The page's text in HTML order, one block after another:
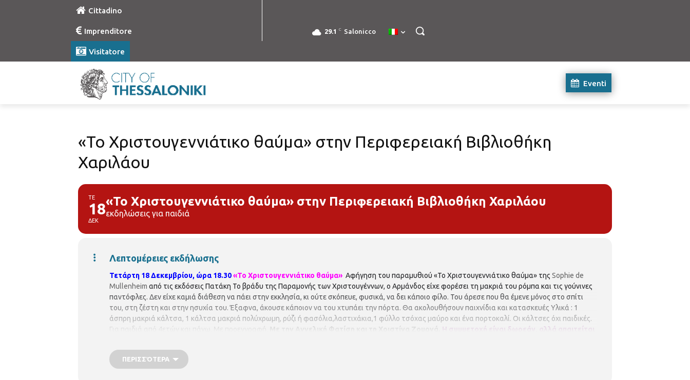
Cittadino
Imprenditore
Visitatore
29.1 C Salonicco
Eventi
«Το Χριστουγεννιάτικο θαύμα» στην Περιφερειακή Βιβλιοθήκη
Χαριλάου
ΤΕ
18
ΔΕΚ
«Το Χριστουγεννιάτικο θαύμα» στην Περιφερειακή Βιβλιοθήκη Χαριλάου
εκδηλώσεις για παιδιά
Λεπτομέρειες εκδήλωσης
Τετάρτη 18 Δεκεμβρίου, ώρα 18.30«Το Χριστουγεννιάτικο θαύμα» Αφήγηση του παραμυθιού «Το Χριστουγεννιάτικο θαύμα» της Sophie de
Mullenheim από τις εκδόσεις Πατάκη Το βράδυ της Παραμονής των Χριστουγέννων, ο Αρμάνδος είχε φορέσει τη μακριά του ρόμπα και τις γούνινες
παντόφλες. Δεν είχε καμιά διάθεση να πάει στην εκκλησία, κι ούτε σκόπευε, φυσικά, να δει κάποιο φίλο. Του άρεσε που θα έμενε μόνος στο σπίτι
του, στη ζέστη και στην ησυχία του. Έξαφνα, άκουσε κάποιον να του χτυπάει την πόρτα. Θα ακολουθήσουν παιχνίδια και κατασκευές Υλικά : 1
άσπρη μακριά κάλτσα, 1 κάλτσα μακριά πολύχρωμη, ρύζι ή φασόλια,λαστιχάκια,1 φύλλο τσόχας μαύρο και ένα πορτοκαλί. Οι κάλτσες όχι παιδικές.
Για παιδιά από 4ετών και πάνω. Με προεγγραφή.
Με την Αγγελική Φατίση και τη Χριστίνα Ζουρνά.
Η συμμετοχή είναι δωρεάν, αλλά απαιτείται
υπεράριθμων εγγραφών.
Περιφερειακή Βιβλιοθήκη Χαριλάου (Νικάνορος 3, τηλ. 2310324666).
ΠΕΡΙΣΣΌΤΕΡΑ